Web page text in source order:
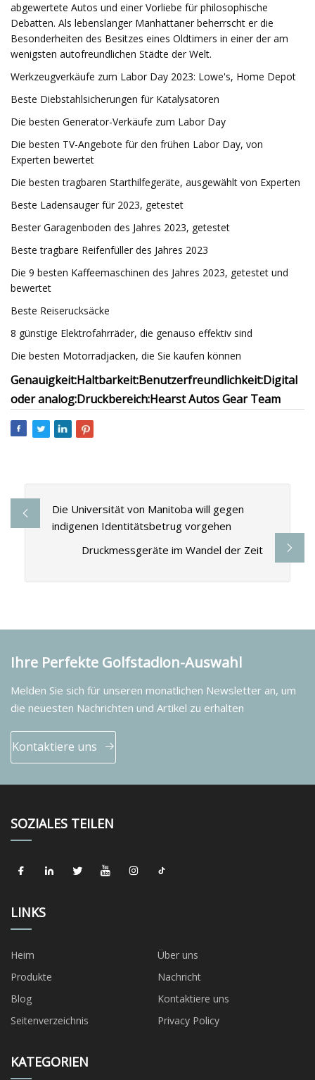
abgewertete Autos und einer Vorliebe für philosophische
Debatten. Als lebenslanger Manhattaner beherrscht er die
Besonderheiten des Besitzes eines Oldtimers in einer der am
wenigsten autofreundlichen Städte der Welt.
Werkzeugverkäufe zum Labor Day 2023: Lowe's, Home Depot
Beste Diebstahlsicherungen für Katalysatoren
Die besten Generator-Verkäufe zum Labor Day
Die besten TV-Angebote für den frühen Labor Day, von
Experten bewertet
Die besten tragbaren Starthilfegeräte, ausgewählt von Experten
Beste Ladensauger für 2023, getestet
Bester Garagenboden des Jahres 2023, getestet
Beste tragbare Reifenfüller des Jahres 2023
Die 9 besten Kaffeemaschinen des Jahres 2023, getestet und
bewertet
Beste Reiserucksäcke
8 günstige Elektrofahrräder, die genauso effektiv sind
Die besten Motorradjacken, die Sie kaufen können
Genauigkeit:Haltbarkeit:Benutzerfreundlichkeit:Digital
oder analog:Druckbereich:Hearst Autos Gear Team
Die Universität von Manitoba will gegen
indigenen Identitätsbetrug vorgehen
Druckmessgeräte im Wandel der Zeit
Ihre Perfekte Golfstadion-Auswahl
Melden Sie sich für unseren monatlichen Newsletter an, um
die neuesten Nachrichten und Artikel zu erhalten
Kontaktiere uns
SOZIALES TEILEN
LINKS
Heim
Über uns
Produkte
Nachricht
Blog
Kontaktiere uns
Seitenverzeichnis
Privacy Policy
KATEGORIEN